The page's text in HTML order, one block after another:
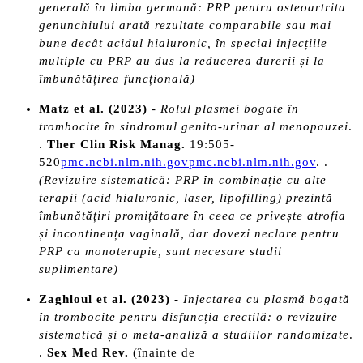
generală în limba germană: PRP pentru osteoartrita
genunchiului arată rezultate comparabile sau mai
bune decât acidul hialuronic, în special injecțiile
multiple cu PRP au dus la reducerea durerii și la
îmbunătățirea funcțională)
Matz et al. (2023) - Rolul plasmei bogate în
trombocite în sindromul genito-urinar al menopauzei.
. Ther Clin Risk Manag. 19:505-
520pmc.ncbi.nlm.nih.govpmc.ncbi.nlm.nih.gov. .
(Revizuire sistematică: PRP în combinație cu alte
terapii (acid hialuronic, laser, lipofilling) prezintă
îmbunătățiri promițătoare în ceea ce privește atrofia
și incontinența vaginală, dar dovezi neclare pentru
PRP ca monoterapie, sunt necesare studii
suplimentare)
Zaghloul et al. (2023) - Injectarea cu plasmă bogată
în trombocite pentru disfuncția erectilă: o revizuire
sistematică și o meta-analiză a studiilor randomizate.
. Sex Med Rev. (înainte de